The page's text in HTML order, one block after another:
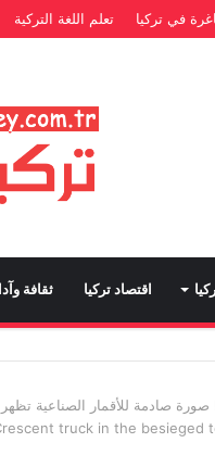
في تركيا تعلم اللغة التركية
اقتصاد تركيا ثقافة
صادمة للأقمار الصناعية
truck in the besieged